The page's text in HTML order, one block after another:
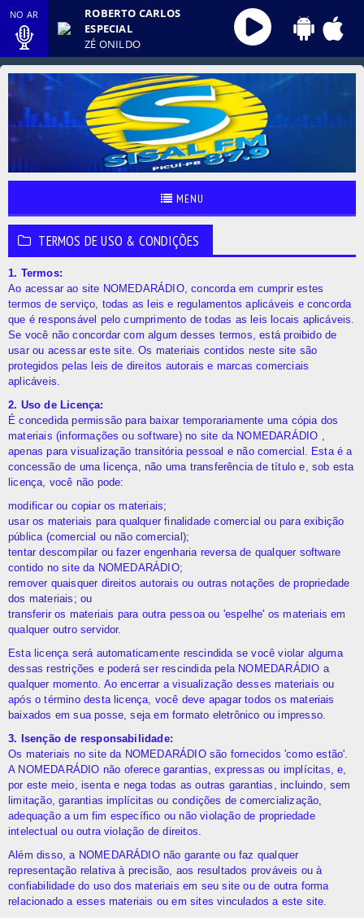
NO AR
ROBERTO CARLOS
ESPECIAL
ZÉ ONILDO
MENU
TERMOS DE USO & CONDIÇÕES
1. Termos:
Ao acessar ao site NOMEDARÁDIO, concorda em cumprir estes
termos de serviço, todas as leis e regulamentos aplicáveis ​​e concorda
que é responsável pelo cumprimento de todas as leis locais aplicáveis.
Se você não concordar com algum desses termos, está proibido de
usar ou acessar este site. Os materiais contidos neste site são
protegidos pelas leis de direitos autorais e marcas comerciais
aplicáveis.
2. Uso de Licença:
É concedida permissão para baixar temporariamente uma cópia dos
materiais (informações ou software) no site da NOMEDARÁDIO ,
apenas para visualização transitória pessoal e não comercial. Esta é a
concessão de uma licença, não uma transferência de título e, sob esta
licença, você não pode:
modificar ou copiar os materiais;
usar os materiais para qualquer finalidade comercial ou para exibição
pública (comercial ou não comercial);
tentar descompilar ou fazer engenharia reversa de qualquer software
contido no site da NOMEDARÁDIO;
remover quaisquer direitos autorais ou outras notações de propriedade
dos materiais; ou
transferir os materiais para outra pessoa ou 'espelhe' os materiais em
qualquer outro servidor.
Esta licença será automaticamente rescindida se você violar alguma
dessas restrições e poderá ser rescindida pela NOMEDARÁDIO a
qualquer momento. Ao encerrar a visualização desses materiais ou
após o término desta licença, você deve apagar todos os materiais
baixados em sua posse, seja em formato eletrônico ou impresso.
3. Isenção de responsabilidade:
Os materiais no site da NOMEDARÁDIO são fornecidos 'como estão'.
A NOMEDARÁDIO não oferece garantias, expressas ou implícitas, e,
por este meio, isenta e nega todas as outras garantias, incluindo, sem
limitação, garantias implícitas ou condições de comercialização,
adequação a um fim específico ou não violação de propriedade
intelectual ou outra violação de direitos.
Além disso, a NOMEDARÁDIO não garante ou faz qualquer
representação relativa à precisão, aos resultados prováveis ​​ou à
confiabilidade do uso dos materiais em seu site ou de outra forma
relacionado a esses materiais ou em sites vinculados a este site.